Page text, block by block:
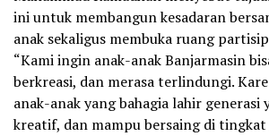
ini untuk membangun kesadaran
anak sekaligus membuka ruang
“Kami ingin anak-anak Banjarmasin
berkreasi, dan merasa terlindungi.
anak-anak yang bahagia lahir generasi
kreatif, dan mampu bersaing di tingkat